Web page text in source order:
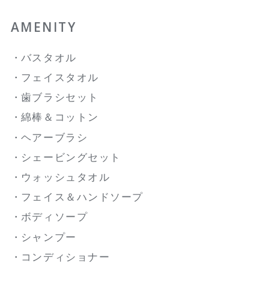
AMENITY
バスタオル
フェイスタオル
歯ブラシセット
綿棒＆コットン
ヘアーブラシ
シェービングセット
ウォッシュタオル
フェイス＆ハンドソープ
ボディソープ
シャンプー
コンディショナー